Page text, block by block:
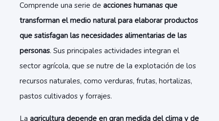
Comprende una serie de acciones humanas que
transforman el medio natural para elaborar productos
que satisfagan las necesidades alimentarias de las
personas. Sus principales actividades integran el
sector agrícola, que se nutre de la explotación de los
recursos naturales, como verduras, frutas, hortalizas,
pastos cultivados y forrajes.
La agricultura depende en gran medida del clima y de